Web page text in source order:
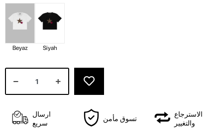
Beyaz Siyah
ارسال
سريع
تسوق مأمن
الاسترجاع
والتغيير